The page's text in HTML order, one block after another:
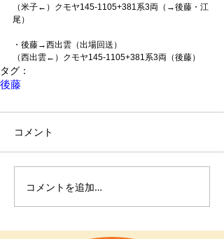
（米子←）クモヤ145-1105+381系3両（→後藤・江
尾）
・後藤→西出雲（出場回送）
（西出雲←）クモヤ145-1105+381系3両（後藤）
タグ：
後藤
コメント
コメントを追加…